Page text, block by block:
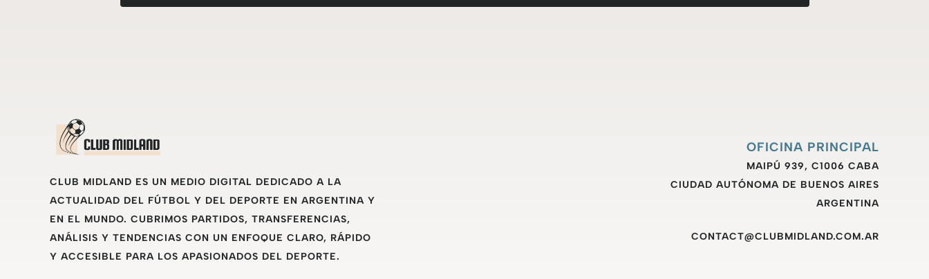
CLUB MIDLAND ES UN MEDIO DIGITAL DEDICADO A LA
ACTUALIDAD DEL FÚTBOL Y DEL DEPORTE EN ARGENTINA Y
EN EL MUNDO. CUBRIMOS PARTIDOS, TRANSFERENCIAS,
ANÁLISIS Y TENDENCIAS CON UN ENFOQUE CLARO, RÁPIDO
Y ACCESIBLE PARA LOS APASIONADOS DEL DEPORTE.
OFICINA PRINCIPAL
MAIPÚ 939, C1006 CABA
CIUDAD AUTÓNOMA DE BUENOS AIRES
ARGENTINA
CONTACT@CLUBMIDLAND.COM.AR